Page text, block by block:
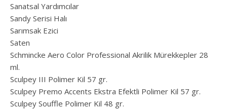
Sanatsal Yardımcılar
Sandy Serisi Halı
Sarımsak Ezici
Saten
Schmincke Aero Color Professional Akrilik Mürekkepler 28
ml.
Sculpey III Polimer Kil 57 gr.
Sculpey Premo Accents Ekstra Efektli Polimer Kil 57 gr.
Sculpey Souffle Polimer Kil 48 gr.